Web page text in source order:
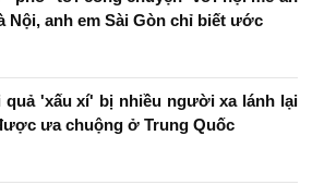
Nội, anh em Sài Gòn chỉ biết ước
quả 'xấu xí' bị nhiều người xa lánh lại
ưa chuộng ở Trung Quốc